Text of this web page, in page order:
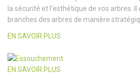
la sécurité et l’esthétique de vos arbres.
branches des arbres de manière
EN SAVOIR PLUS
EN SAVOIR PLUS